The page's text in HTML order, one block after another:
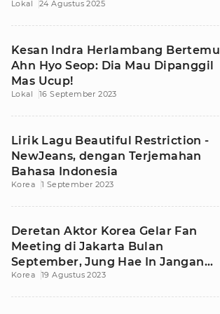
Lokal 24 Agustus 2025
Kesan Indra Herlambang Bertemu
Ahn Hyo Seop: Dia Mau Dipanggil
Mas Ucup!
Lokal 16 September 2023
Lirik Lagu Beautiful Restriction -
NewJeans, dengan Terjemahan
Bahasa Indonesia
Korea 1 September 2023
Deretan Aktor Korea Gelar Fan
Meeting di Jakarta Bulan
September, Jung Hae In Jangan
Sampai Kelewat!
Korea 19 Agustus 2023